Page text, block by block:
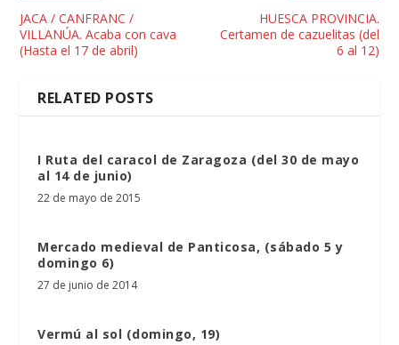
JACA / CANFRANC /
VILLANÚA. Acaba con cava
(Hasta el 17 de abril)
HUESCA PROVINCIA.
Certamen de cazuelitas (del
6 al 12)
RELATED POSTS
I Ruta del caracol de Zaragoza (del 30 de mayo
al 14 de junio)
22 de mayo de 2015
Mercado medieval de Panticosa, (sábado 5 y
domingo 6)
27 de junio de 2014
Vermú al sol (domingo, 19)